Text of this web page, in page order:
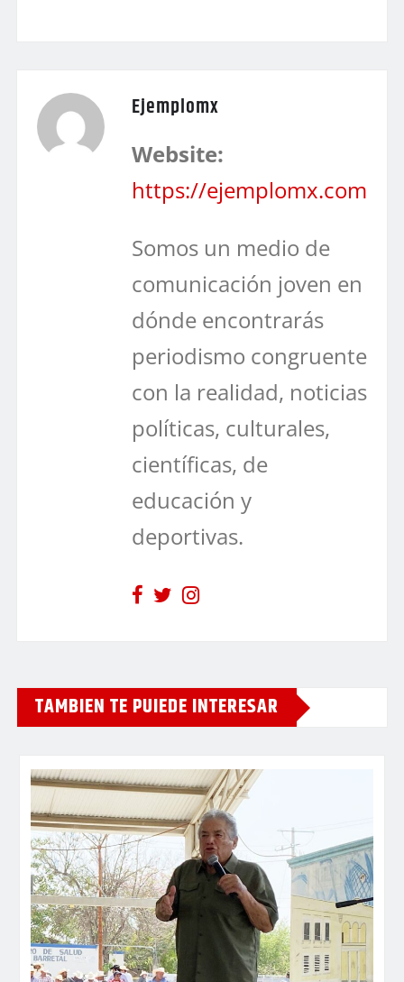
Ejemplomx
Website:
https://ejemplomx.com
Somos un medio de
comunicación joven en
dónde encontrarás
periodismo congruente
con la realidad, noticias
políticas, culturales,
científicas, de
educación y
deportivas.
TAMBIEN TE PUIEDE INTERESAR